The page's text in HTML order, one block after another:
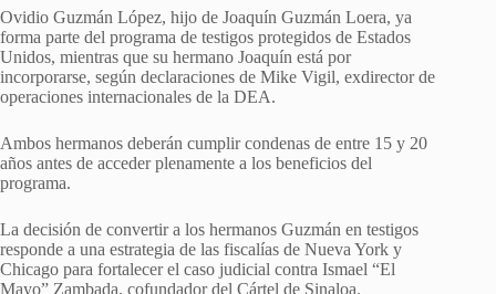
Ovidio Guzmán López, hijo de Joaquín Guzmán Loera, ya
forma parte del programa de testigos protegidos de Estados
Unidos, mientras que su hermano Joaquín está por
incorporarse, según declaraciones de Mike Vigil, exdirector de
operaciones internacionales de la DEA.
Ambos hermanos deberán cumplir condenas de entre 15 y 20
años antes de acceder plenamente a los beneficios del
programa.
La decisión de convertir a los hermanos Guzmán en testigos
responde a una estrategia de las fiscalías de Nueva York y
Chicago para fortalecer el caso judicial contra Ismael “El
Mayo” Zambada, cofundador del Cártel de Sinaloa.